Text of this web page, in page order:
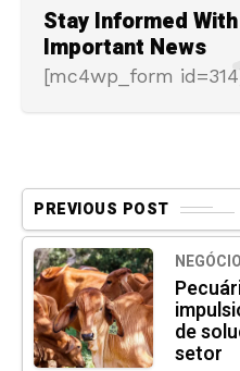
Stay Informed
Important News
[mc4wp_form
PREVIOUS POST
de
setor